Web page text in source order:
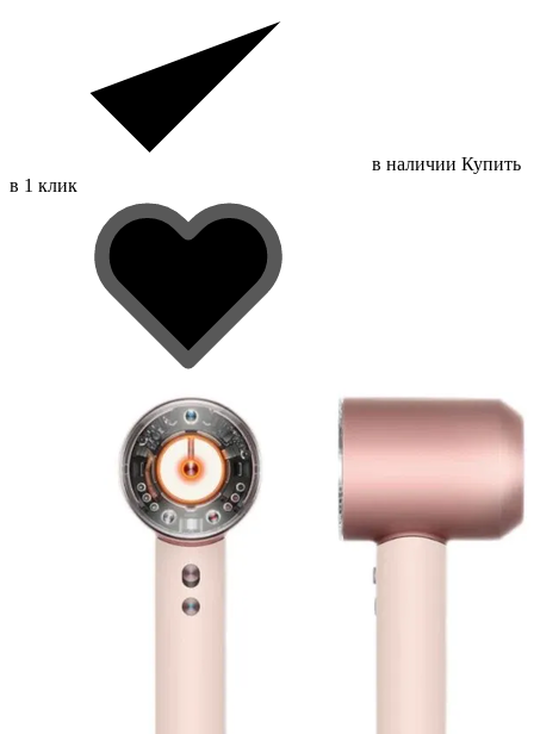
в наличии Купить
в 1 клик